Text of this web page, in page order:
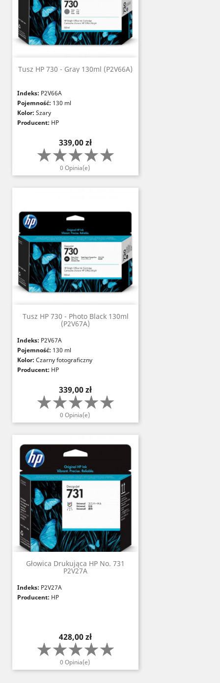
Tusz HP 730 - Gray 130ml (P2V66A)
Indeks: P2V66A
Pojemność: 130 ml
Kolor: Szary
Producent: HP
Cena
339,00 zł
0 Opinia(e)
Tusz HP 730 - Photo Black 130ml
(P2V67A)
Indeks: P2V67A
Pojemność: 130 ml
Kolor: Czarny fotograficzny
Producent: HP
Cena
339,00 zł
0 Opinia(e)
Głowica Drukująca HP No. 731
P2V27A
Indeks: P2V27A
Producent: HP
Cena
428,00 zł
0 Opinia(e)